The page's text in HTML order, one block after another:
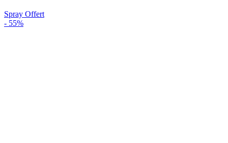
Spray Offert
- 55%